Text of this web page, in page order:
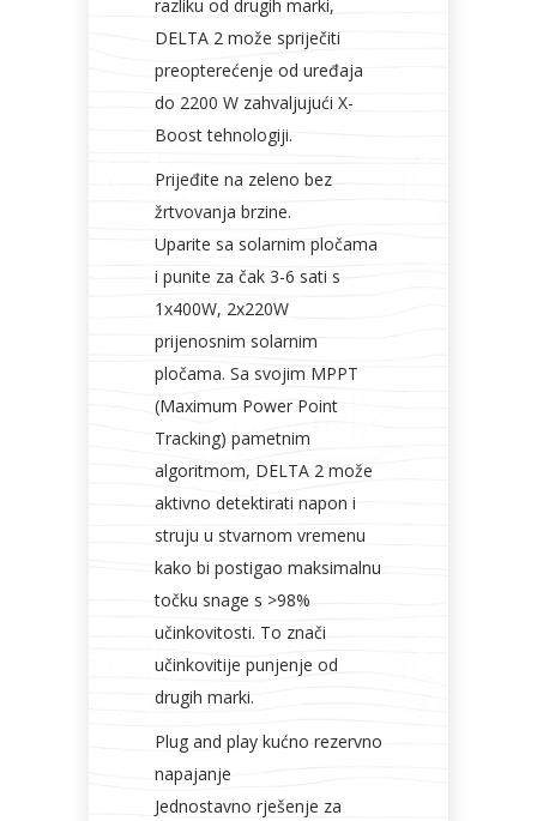
razliku od drugih marki,
DELTA 2 može spriječiti
preopterećenje od uređaja
do 2200 W zahvaljujući X-
Boost tehnologiji.
Prijeđite na zeleno bez
žrtvovanja brzine.
Uparite sa solarnim pločama
i punite za čak 3-6 sati s
1x400W, 2x220W
prijenosnim solarnim
pločama. Sa svojim MPPT
(Maximum Power Point
Tracking) pametnim
algoritmom, DELTA 2 može
aktivno detektirati napon i
struju u stvarnom vremenu
kako bi postigao maksimalnu
točku snage s >98%
učinkovitosti. To znači
učinkovitije punjenje od
drugih marki.
Plug and play kućno rezervno
napajanje
Jednostavno rješenje za